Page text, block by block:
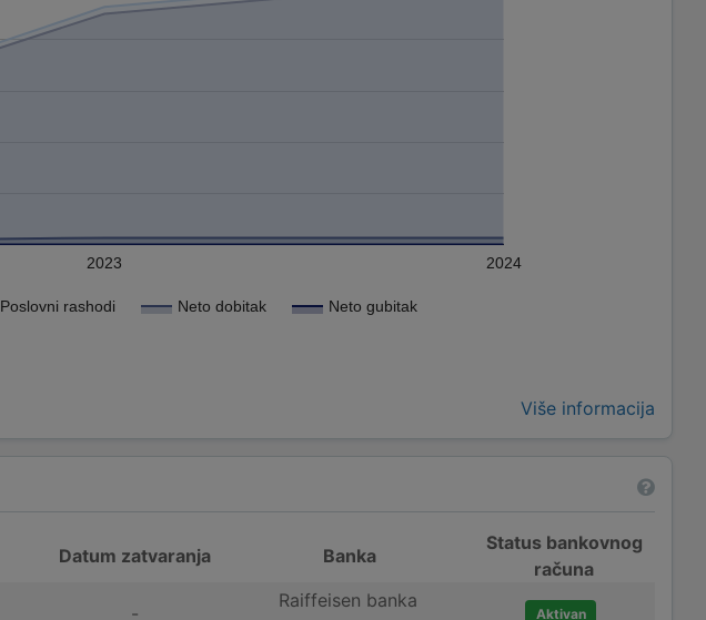
Poslovni rashodi Neto dobitak Neto gubitak
2023 2024
Više informacija
Datum zatvaranja Banka
Status bankovnog
računa
-
Raiffeisen banka
Aktivan